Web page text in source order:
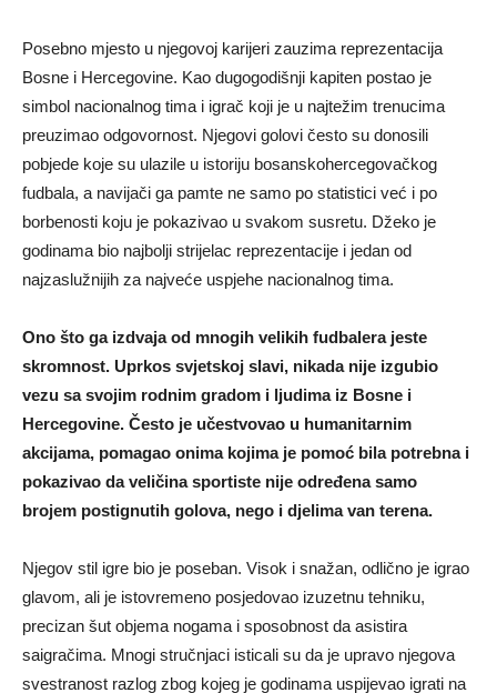
Posebno mjesto u njegovoj karijeri zauzima reprezentacija
Bosne i Hercegovine. Kao dugogodišnji kapiten postao je
simbol nacionalnog tima i igrač koji je u najtežim trenucima
preuzimao odgovornost. Njegovi golovi često su donosili
pobjede koje su ulazile u istoriju bosanskohercegovačkog
fudbala, a navijači ga pamte ne samo po statistici već i po
borbenosti koju je pokazivao u svakom susretu. Džeko je
godinama bio najbolji strijelac reprezentacije i jedan od
najzaslužnijih za najveće uspjehe nacionalnog tima.
Ono što ga izdvaja od mnogih velikih fudbalera jeste
skromnost. Uprkos svjetskoj slavi, nikada nije izgubio
vezu sa svojim rodnim gradom i ljudima iz Bosne i
Hercegovine. Često je učestvovao u humanitarnim
akcijama, pomagao onima kojima je pomoć bila potrebna i
pokazivao da veličina sportiste nije određena samo
brojem postignutih golova, nego i djelima van terena.
Njegov stil igre bio je poseban. Visok i snažan, odlično je igrao
glavom, ali je istovremeno posjedovao izuzetnu tehniku,
precizan šut objema nogama i sposobnost da asistira
saigračima. Mnogi stručnjaci isticali su da je upravo njegova
svestranost razlog zbog kojeg je godinama uspijevao igrati na